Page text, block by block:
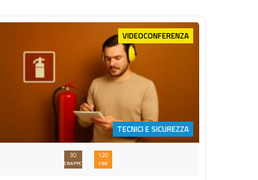
VIDEOCONFERENZA
TECNICI E SICUREZZA
30
CNAPPC
120
CNG